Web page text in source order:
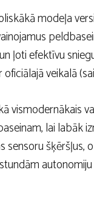
modeļa
ļoti efektīvu
veikalā
vismodernākais
lai labāk
šķēršļus,